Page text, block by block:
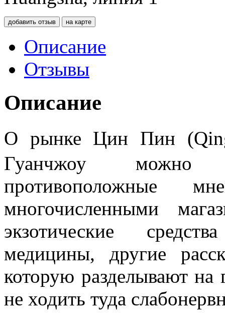
добавить отзыв на карте
Описание
Отзывы
Описание
О рынке Цин Пин
Гуанчжоу можно
противоположные
многочисленными
экзотические
медицины, другие
которую разделывают на
не ходить туда